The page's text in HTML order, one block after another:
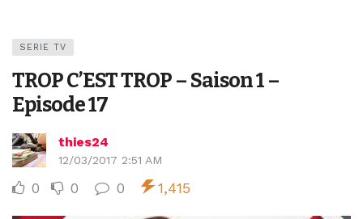
SERIE TV
TROP C’EST TROP – Saison 1 –
Episode 17
thies24
12/03/2017 2:51 AM
0 0 0 1,415